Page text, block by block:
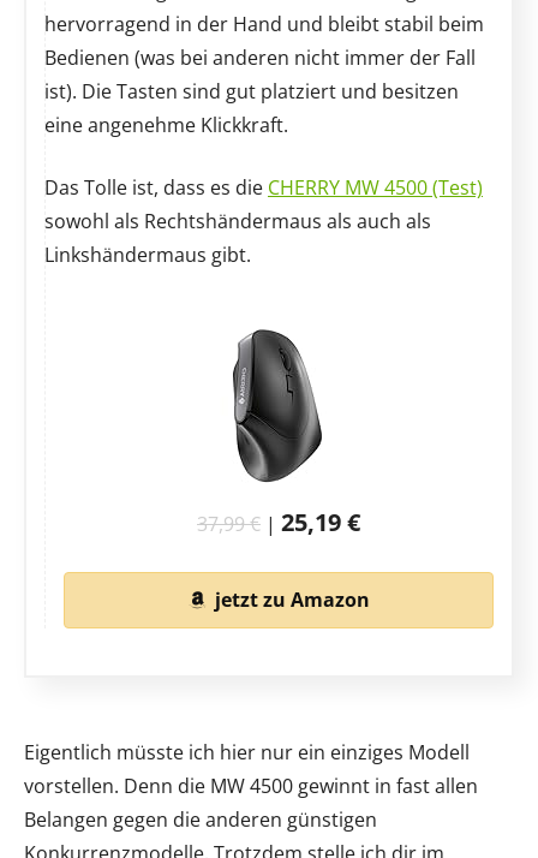
hervorragend in der Hand und bleibt stabil beim
Bedienen (was bei anderen nicht immer der Fall
ist). Die Tasten sind gut platziert und besitzen
eine angenehme Klickkraft.
Das Tolle ist, dass es die CHERRY MW 4500 (Test)
sowohl als Rechtshändermaus als auch als
Linkshändermaus gibt.
37,99 € | 25,19 €
jetzt zu Amazon
Eigentlich müsste ich hier nur ein einziges Modell
vorstellen. Denn die MW 4500 gewinnt in fast allen
Belangen gegen die anderen günstigen